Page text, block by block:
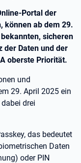
Portal der
können ab dem 29.
sicheren
der Daten und der
oberste Priorität.
und
29. April 2025 ein
drei
das bedeutet
Daten
oder PIN